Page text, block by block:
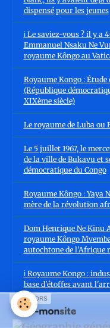
dispensé pour les jeunes
ℹ️ Le saviez-vous ? il y
Emmanuel Nsaku Ne
royaume Kôngo au
Royaume Kongo :
(République
XIXème siècle)
Le royaume de Luba ou
Le 5 juillet 1967, le
de la ville de Bukavu et
démocratique du Congo
Royaume Kôngo : Yaya
mère de la révolution
Dom Henrique Ne Kinu
royaume Kôngo
autochtone de l'Afrique
ℹ️ Royaume Kongo :
base d'étoffes avant
SPONSORS